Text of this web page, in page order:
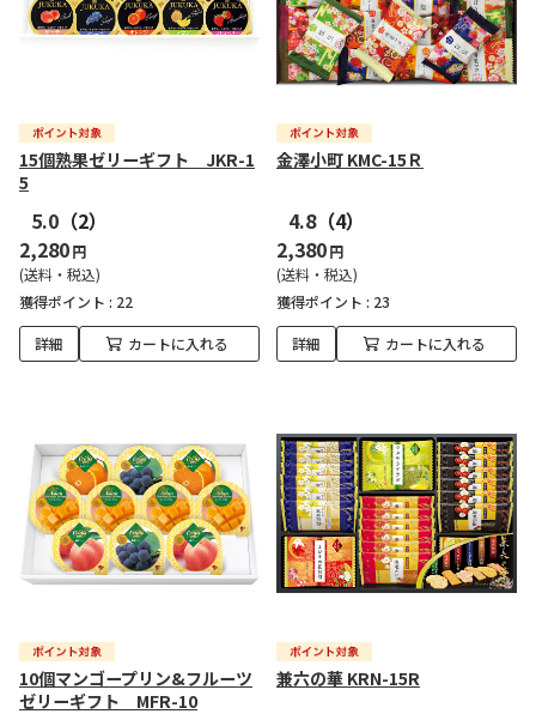
15個熟果ゼリーギフト JKR-1
5
5.0 （2）
2,280円
(送料・税込)
獲得ポイント : 22
詳細 カートに入れる
金澤小町 KMC-15Ｒ
4.8（4）
2,380円
(送料・税込)
獲得ポイント : 23
詳細 カートに入れる
10個マンゴープリン&フルーツ
ゼリーギフト MFR-10
兼六の華 KRN-15R